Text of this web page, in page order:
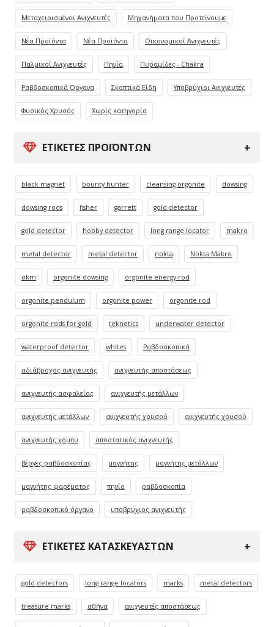
Μεταχειρισμένοι Ανιχνευτές Μηχανήματα που Προτείνουμε
Νέα Προϊόντα Νέα Προϊόντα Οικονομικοί Ανιχνευτές
Παλμικοί Ανιχνευτές Πηνία Πυραμίδες - Chakra
Ραβδοσκοπικά Όργανα Σκαπτικά Είδη Υποβρύχιοι Ανιχνευτές
Φυσικός Χρυσός Χωρίς κατηγορία
ΕΤΙΚΈΤΕΣ ΠΡΟΪΌΝΤΩΝ
black magnet bounty hunter cleansing orgonite dowsing
dowsing rods fisher garrett gold detector
gold detector hobby detector long range locator makro
metal detector metal detector nokta Nokta Makro
okm orgonite dowsing orgonite energy rod
orgonite pendulum orgonite power orgonite rod
orgonite rods for gold teknetics underwater detector
waterproof detector whites Ραβδοσκοπικά
αδιάβροχος ανιχνευτής ανιχνευτής αποστάσεως
ανιχνευτής ασφαλείας ανιχνευτής μετάλλων
ανιχνευτής μετάλλων ανιχνευτής χρυσού ανιχνευτής χρυσού
ανιχνευτής χόμπυ αποστατικός ανιχνευτής
βέργες ραβδοσκοπίας μαγνήτης μαγνήτης μετάλλων
μαγνήτης ψαρέματος πηνίο ραβδοσκοπία
ραβδοσκοπικό όργανο υποβρύχιος ανιχνευτής
ΕΤΙΚΈΤΕΣ ΚΑΤΑΣΚΕΥΑΣΤΏΝ
gold detectors long range locators marks metal detectors
treasure marks αθήνα ανιχνευτές αποστάσεως